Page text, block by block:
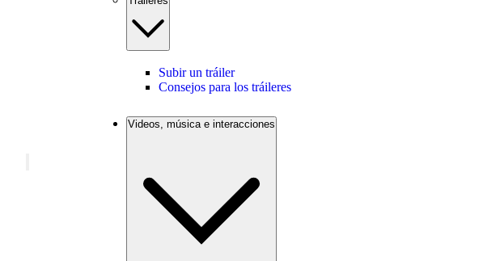
Subir un tráiler
Consejos para los tráileres
Videos, música e interacciones